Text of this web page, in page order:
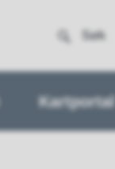
Søk
Kartportal